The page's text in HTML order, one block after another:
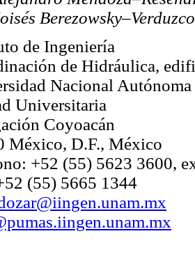
Berezowsky–Verduzco
de Ingeniería
de Hidráulica,
Nacional
Universitaria
Coyoacán
México, D.F., México
+52 (55) 5623 3600,
(55) 5665 1344